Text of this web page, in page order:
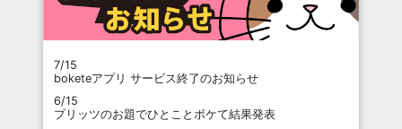
7/15
boketeアプリ サービス終了のお知らせ
6/15
プリッツのお題でひとことボケて結果発表